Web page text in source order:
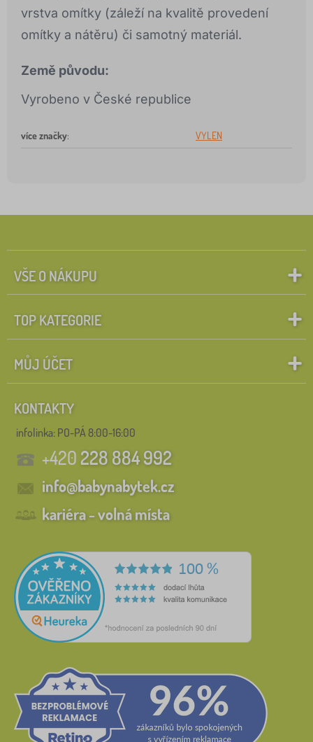
vrstva omítky (záleží na kvalitě provedení
omítky a nátěru) či samotný materiál.
Země původu:
Vyrobeno v České republice
více značky: VYLEN
VŠE O NÁKUPU
TOP KATEGORIE
MŮJ ÚČET
KONTAKTY
infolinka: PO-PÁ 8:00-16:00
+420228 884 992
info@babynabytek.cz
kariéra - volná místa